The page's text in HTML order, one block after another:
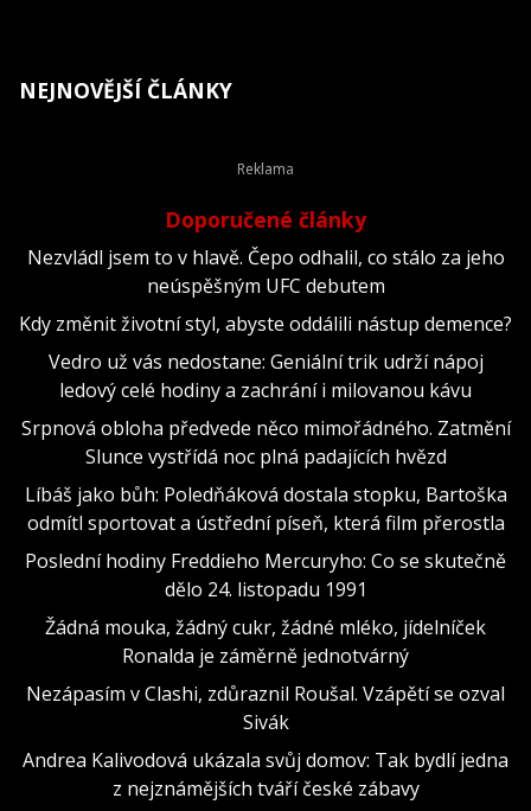
NEJNOVĚJŠÍ ČLÁNKY
Doporučené články
Nezvládl jsem to v hlavě. Čepo odhalil, co stálo za jeho
neúspěšným UFC debutem
Kdy změnit životní styl, abyste oddálili nástup demence?
Vedro už vás nedostane: Geniální trik udrží nápoj
ledový celé hodiny a zachrání i milovanou kávu
Srpnová obloha předvede něco mimořádného. Zatmění
Slunce vystřídá noc plná padajících hvězd
Líbáš jako bůh: Poledňáková dostala stopku, Bartoška
odmítl sportovat a ústřední píseň, která film přerostla
Poslední hodiny Freddieho Mercuryho: Co se skutečně
dělo 24. listopadu 1991
Žádná mouka, žádný cukr, žádné mléko, jídelníček
Ronalda je záměrně jednotvárný
Nezápasím v Clashi, zdůraznil Roušal. Vzápětí se ozval
Sivák
Andrea Kalivodová ukázala svůj domov: Tak bydlí jedna
z nejznámějších tváří české zábavy